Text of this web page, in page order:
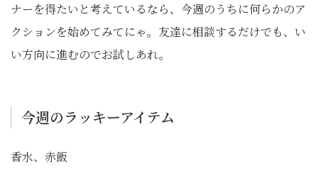
ナーを得たいと考えているなら、今週のうちに何らかのア
クションを始めてみてにゃ。友達に相談するだけでも、い
い方向に進むのでお試しあれ。
今週のラッキーアイテム
香水、赤飯